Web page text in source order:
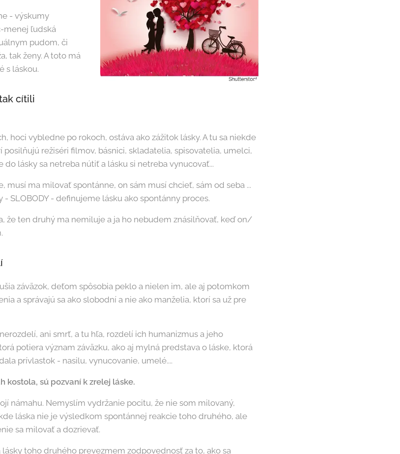
- výskumy
menej ľudská
pudom, či
tak ženy. A toto má
s láskou.
cítili
hoci vybledne po rokoch, ostáva ako zážitok lásky. A tu sa niekde
režiséri filmov, básnici, skladatelia, spisovatelia, umelci,
do lásky sa netreba nútiť a lásku si netreba vynucovať...
musí ma milovať spontánne, on sám musí chcieť, sám od seba ...
SLOBODY - definujeme lásku ako spontánny proces.
že ten druhý ma nemiluje a ja ho nebudem znásilňovať, keď on/
záväzok, deťom spôsobia peklo a nielen im, ale aj potomkom
a správajú sa ako slobodní a nie ako manželia, ktorí sa už pre
ani smrť, a tu hľa, rozdelí ich humanizmus a jeho
potiera význam záväzku, ako aj mylná predstava o láske, ktorá
prívlastok - nasilu, vynucovanie, umelé....
kostola, sú pozvaní k zrelej láske.
námahu. Nemyslím vydržanie pocitu, že nie som milovaný,
láska nie je výsledkom spontánnej reakcie toho druhého, ale
sa milovať a dozrievať.
toho druhého prevezmem zodpovednosť za to, ako sa